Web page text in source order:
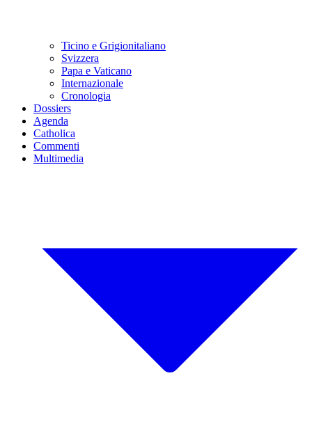
Ticino e Grigionitaliano
Svizzera
Papa e Vaticano
Internazionale
Cronologia
Dossiers
Agenda
Catholica
Commenti
Multimedia